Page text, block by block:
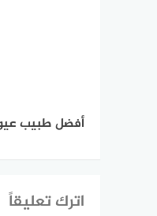
أفضل طبيب
اترك تعليقاً